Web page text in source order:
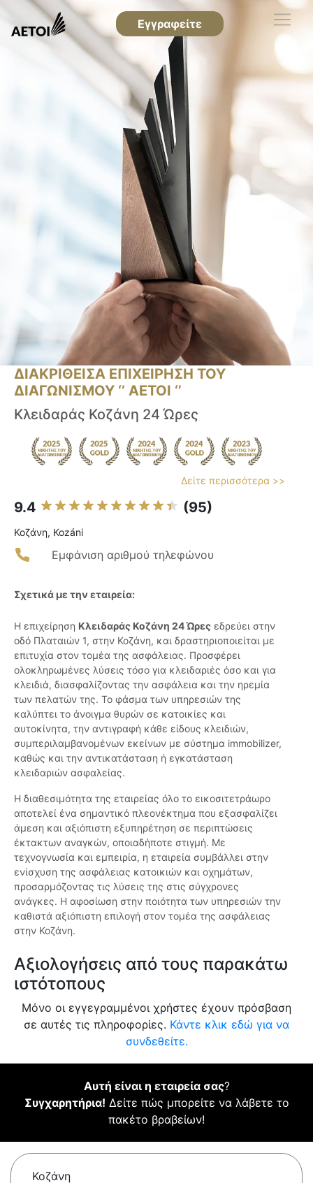
Εγγραφείτε
ΔΙΑΚΡΙΘΕΙΣΑ ΕΠΙΧΕΙΡΗΣΗ ΤΟΥ
ΔΙΑΓΩΝΙΣΜΟΥ ‘’ ΑΕΤΟΙ ‘’
Κλειδαράς Κοζάνη 24 Ώρες
Δείτε περισσότερα >>
9.4 (95)
Κοζάνη, Kozáni
Εμφάνιση αριθμού τηλεφώνου
Σχετικά με την εταιρεία:
Η επιχείρηση Κλειδαράς Κοζάνη 24 Ώρες εδρεύει στην
οδό Πλαταιών 1, στην Κοζάνη, και δραστηριοποιείται με
επιτυχία στον τομέα της ασφάλειας. Προσφέρει
ολοκληρωμένες λύσεις τόσο για κλειδαριές όσο και για
κλειδιά, διασφαλίζοντας την ασφάλεια και την ηρεμία
των πελατών της. Το φάσμα των υπηρεσιών της
καλύπτει το άνοιγμα θυρών σε κατοικίες και
αυτοκίνητα, την αντιγραφή κάθε είδους κλειδιών,
συμπεριλαμβανομένων εκείνων με σύστημα immobilizer,
καθώς και την αντικατάσταση ή εγκατάσταση
κλειδαριών ασφαλείας.
Η διαθεσιμότητα της εταιρείας όλο το εικοσιτετράωρο
αποτελεί ένα σημαντικό πλεονέκτημα που εξασφαλίζει
άμεση και αξιόπιστη εξυπηρέτηση σε περιπτώσεις
έκτακτων αναγκών, οποιαδήποτε στιγμή. Με
τεχνογνωσία και εμπειρία, η εταιρεία συμβάλλει στην
ενίσχυση της ασφάλειας κατοικιών και οχημάτων,
προσαρμόζοντας τις λύσεις της στις σύγχρονες
ανάγκες. Η αφοσίωση στην ποιότητα των υπηρεσιών την
καθιστά αξιόπιστη επιλογή στον τομέα της ασφάλειας
στην Κοζάνη.
Αξιολογήσεις από τους παρακάτω
ιστότοπους
Μόνο οι εγγεγραμμένοι χρήστες έχουν πρόσβαση
σε αυτές τις πληροφορίες. Κάντε κλικ εδώ για να
συνδεθείτε.
Αυτή είναι η εταιρεία σας?
Συγχαρητήρια! Δείτε πώς μπορείτε να λάβετε το
πακέτο βραβείων!
Κοζάνη